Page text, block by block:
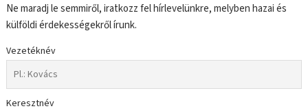
Ne maradj le semmiről, iratkozz fel hírlevelünkre, melyben hazai és
külföldi érdekességekről írunk.
Vezetéknév
Keresztnév